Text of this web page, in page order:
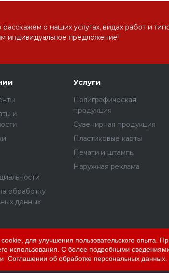
о наших услугах, видах работ и
индивидуальное предложение!
и
обработку
данных
Услуги
Полиграфическая
продукция
Сувенирная продукция
Пластиковые карты
Печати и штампы
Наружная реклама
для улучшения пользовательского опыта.
использования. С более подробными
и Соглашении об обработке персональных данных